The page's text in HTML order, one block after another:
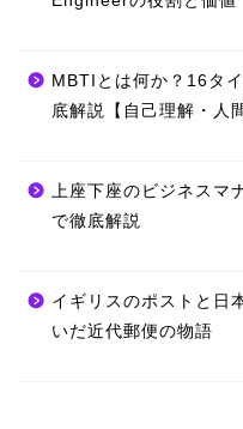
MBTIとは何か？16タ
底解説【自己理解・人
上座下座のビジネスマ
で徹底解説
イギリスのポストと日
いだ近代郵便の物語